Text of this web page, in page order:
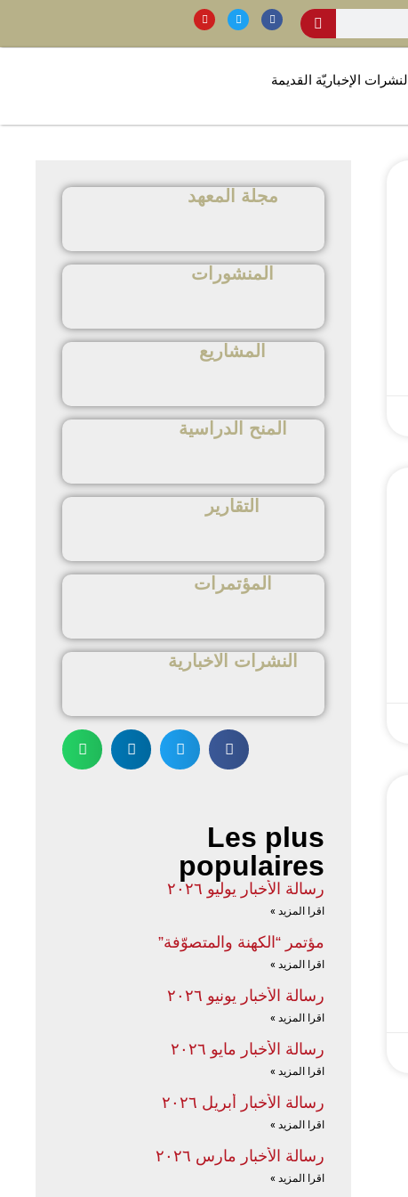
النشرات الإخباريّة القديمة
مجلة المعهد
المنشورات
المشاريع
المنح الدراسية
التقارير
المؤتمرات
النشرات الاخبارية
Les plus
populaires
رسالة الأخبار يوليو ٢٠٢٦
اقرا المزيد »
مؤتمر “الكهنة والمتصوّفة”
اقرا المزيد »
رسالة الأخبار يونيو ٢٠٢٦
اقرا المزيد »
رسالة الأخبار مايو ٢٠٢٦
اقرا المزيد »
رسالة الأخبار أبريل ٢٠٢٦
اقرا المزيد »
رسالة الأخبار مارس ٢٠٢٦
اقرا المزيد »